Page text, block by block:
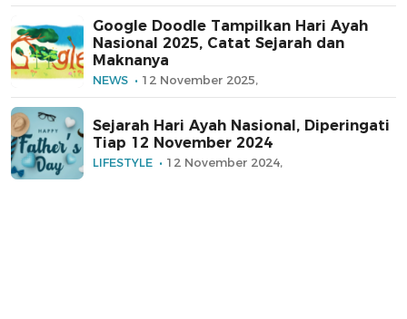
Google Doodle Tampilkan Hari Ayah
Nasional 2025, Catat Sejarah dan
Maknanya
NEWS 12 November 2025,
Sejarah Hari Ayah Nasional, Diperingati
Tiap 12 November 2024
LIFESTYLE 12 November 2024,